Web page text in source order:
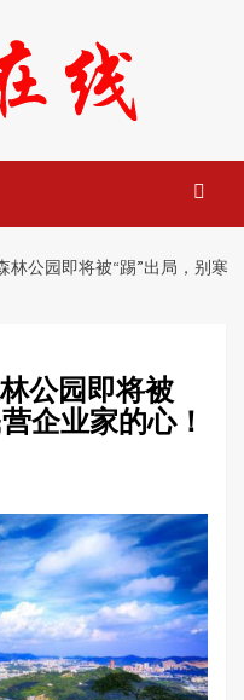
林公园即将被“踢”出局，别寒
公园即将被
企业家的心！